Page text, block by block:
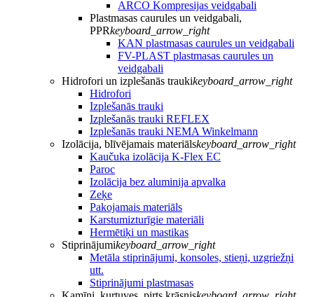
ARCO Kompresijas veidgabali
Plastmasas caurules un veidgabali,
PPRkeyboard_arrow_right
KAN plastmasas caurules un veidgabali
FV-PLAST plastmasas caurules un
veidgabali
Hidrofori un izplešanās traukikeyboard_arrow_right
Hidrofori
Izplešanās trauki
Izplešanās trauki REFLEX
Izplešanās trauki NEMA Winkelmann
Izolācija, blīvējamais materiālskeyboard_arrow_right
Kaučuka izolācija K-Flex EC
Paroc
Izolācija bez aluminija apvalka
Zeķe
Pakojamais materiāls
Karstumizturīgie materiāli
Hermētiķi un mastikas
Stiprinājumikeyboard_arrow_right
Metāla stiprinājumi, konsoles, stieņi, uzgriežņi
utt.
Stiprinājumi plastmasas